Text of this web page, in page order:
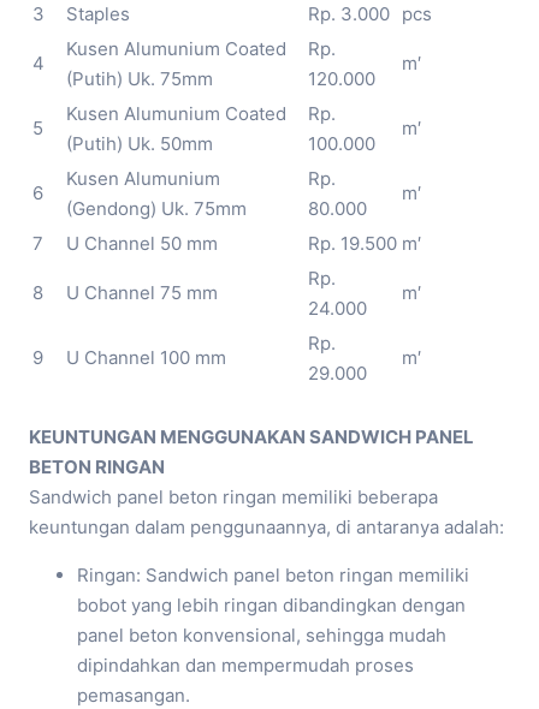
3
Staples Rp. 3.000 pcs
4
Kusen Alumunium Coated
(Putih) Uk. 75mm
Rp.
120.000
m′
5
Kusen Alumunium Coated
(Putih) Uk. 50mm
Rp.
100.000
m′
6
Kusen Alumunium
(Gendong) Uk. 75mm
Rp.
80.000
m′
7 U Channel 50 mm Rp. 19.500 m′
8 U Channel 75 mm
Rp.
24.000
m′
9 U Channel 100 mm
Rp.
29.000
m′
KEUNTUNGAN MENGGUNAKAN SANDWICH PANEL
BETON RINGAN
Sandwich panel beton ringan memiliki beberapa
keuntungan dalam penggunaannya, di antaranya adalah:
Ringan: Sandwich panel beton ringan memiliki
bobot yang lebih ringan dibandingkan dengan
panel beton konvensional, sehingga mudah
dipindahkan dan mempermudah proses
pemasangan.